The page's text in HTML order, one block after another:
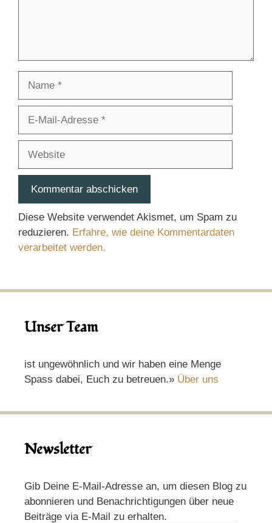
Adresse
Diese Website verwendet Akismet, um Spam zu
reduzieren. Erfahre, wie deine Kommentardaten
verarbeitet werden.
Unser Team
ist ungewöhnlich und wir haben eine Menge
Spass dabei, Euch zu betreuen.» Über uns
Newsletter
Gib Deine E-Mail-Adresse an, um diesen Blog zu
abonnieren und Benachrichtigungen über neue
Beiträge via E-Mail zu erhalten.